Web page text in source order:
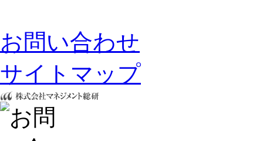
お問い合わせ
サイトマップ